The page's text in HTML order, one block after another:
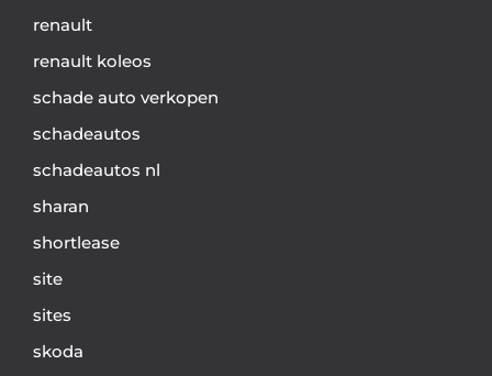
renault
renault koleos
schade auto verkopen
schadeautos
schadeautos nl
sharan
shortlease
site
sites
skoda